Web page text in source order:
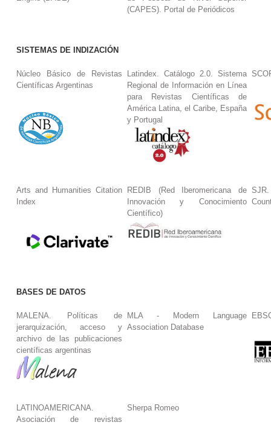
(CAPES). Portal de Periódicos
SISTEMAS DE INDIZACIÓN
Núcleo Básico de Revistas
Científicas Argentinas
Latindex. Catálogo 2.0. Sistema
Regional de Información en Línea
para Revistas Científicas de
América Latina, el Caribe, España
y Portugal
Arts and Humanities Citation
Index
REDIB (Red Iberomericana de
Innovación y Conocimiento
Científico)
BASES DE DATOS
MALENA. Políticas de
jerarquización, acceso y
archivo de las publicaciones
científicas argentinas
MLA - Modern Language
Association Database
LATINOAMERICANA.
Asociación de revistas
Sherpa Romeo